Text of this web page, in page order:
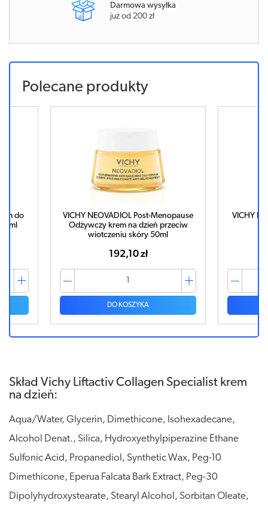
Darmowa wysyłka
już od 200 zł
Polecane produkty
VICHY LIFTACTIV Collagen Specialist
krem na dzień 50ml
189,39 zł
DO KOSZYKA
VICHY
Skład Vichy Liftactiv Collagen Specialist krem
na dzień:
Aqua/Water, Glycerin, Dimethicone, Isohexadecane,
Alcohol Denat., Silica, Hydroxyethylpiperazine Ethane
Sulfonic Acid, Propanediol, Synthetic Wax, Peg-10
Dimethicone, Eperua Falcata Bark Extract, Peg-30
Dipolyhydroxystearate, Stearyl Alcohol, Sorbitan Oleate,